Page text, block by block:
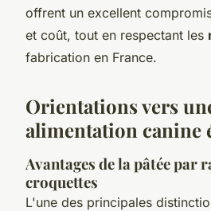
offrent un excellent
et coût, tout en respectant les
fabrication en France.
Orientations vers
alimentation canine
Avantages de la pâtée par
croquettes
L'une des principales